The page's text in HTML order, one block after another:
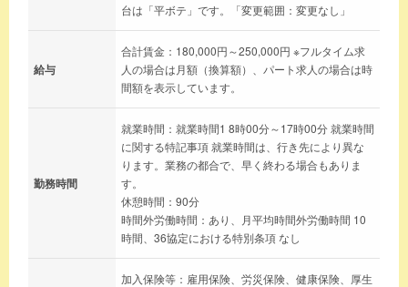
台は「平ボテ」です。「変更範囲：変更なし」
給与
合計賃金：180,000円～250,000円 ※フルタイム求
人の場合は月額（換算額）、パート求人の場合は時
間額を表示しています。
勤務時間
就業時間：就業時間1 8時00分～17時00分 就業時間
に関する特記事項 就業時間は、行き先により異な
ります。業務の都合で、早く終わる場合もありま
す。
休憩時間：90分
時間外労働時間：あり、月平均時間外労働時間 10
時間、36協定における特別条項 なし
加入保険等：雇用保険、労災保険、健康保険、厚生